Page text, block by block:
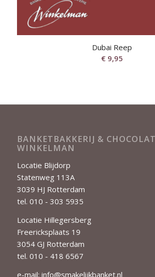
Dubai Reep
€9,95
BANKETBAKKERIJ &
WINKELMAN
Locatie Blijdorp
Statenweg 113A
3039 HJ Rotterdam
tel. 010 - 303 5935
Locatie Hillegersberg
Freericksplaats 19
3054 GJ Rotterdam
tel. 010 - 418 6567
e-mail: info@smakelijkbanket.nl